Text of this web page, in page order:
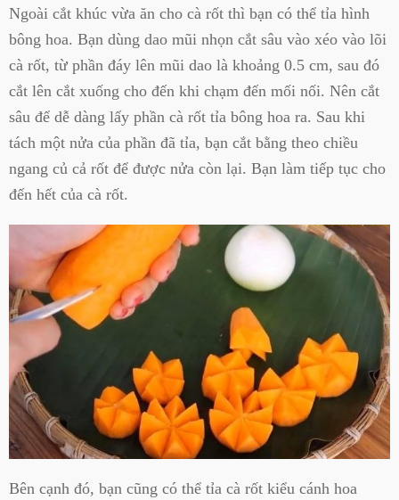
Ngoài cắt khúc vừa ăn cho cà rốt thì bạn có thể tỉa hình
bông hoa. Bạn dùng dao mũi nhọn cắt sâu vào xéo vào lõi
cà rốt, từ phần đáy lên mũi dao là khoảng 0.5 cm, sau đó
cắt lên cắt xuống cho đến khi chạm đến mối nối. Nên cắt
sâu để dễ dàng lấy phần cà rốt tỉa bông hoa ra. Sau khi
tách một nửa của phần đã tỉa, bạn cắt bằng theo chiều
ngang củ cả rốt để được nửa còn lại. Bạn làm tiếp tục cho
đến hết của cà rốt.
Bên cạnh đó, bạn cũng có thể tỉa cà rốt kiểu cánh hoa